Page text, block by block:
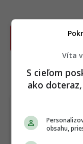
Víta
S cieľom
ako
obsahu,